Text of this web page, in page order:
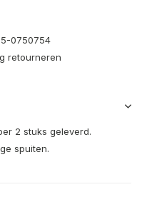
0750754
retourneren
2 stuks geleverd.
spuiten.